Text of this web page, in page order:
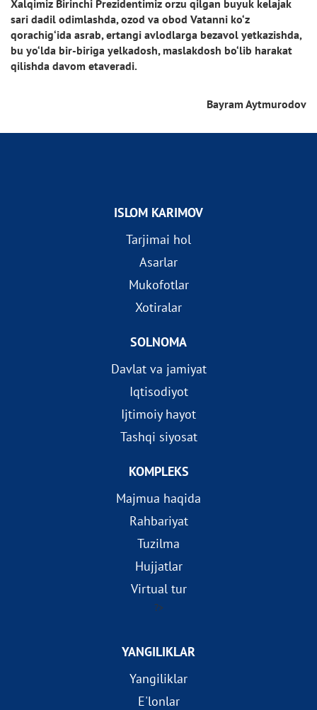
Xalqimiz Birinchi Prezidentimiz orzu qilgan buyuk kelajak
sari dadil odimlashda, ozod va obod Vatanni ko‘z
qorachig‘ida asrab, ertangi avlodlarga bezavol yetkazishda,
bu yo‘lda bir-biriga yelkadosh, maslakdosh bo‘lib harakat
qilishda davom etaveradi.
Bayram Aytmurodov
ISLOM KARIMOV
Tarjimai hol
Asarlar
Mukofotlar
Xotiralar
SOLNOMA
Davlat va jamiyat
Iqtisodiyot
Ijtimoiy hayot
Tashqi siyosat
KOMPLEKS
Majmua haqida
Rahbariyat
Tuzilma
Hujjatlar
Virtual tur
?>
YANGILIKLAR
Yangiliklar
E'lonlar